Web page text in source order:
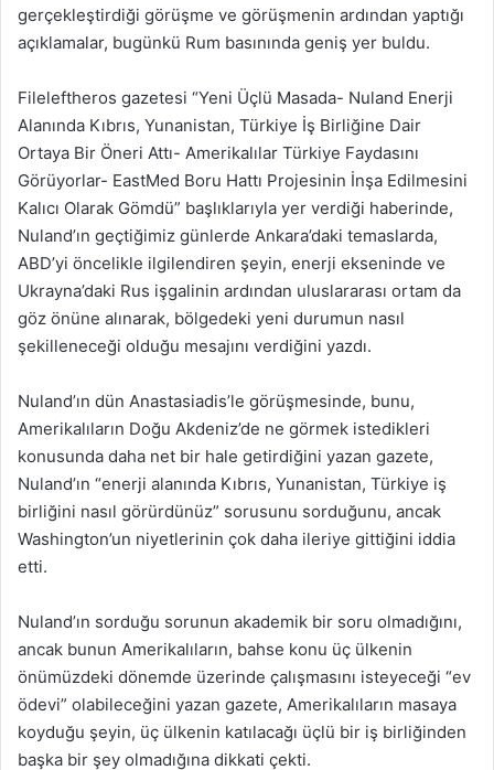
gerçekleştirdiği görüşme ve görüşmenin ardından yaptığı
açıklamalar, bugünkü Rum basınında geniş yer buldu.
Fileleftheros gazetesi “Yeni Üçlü Masada- Nuland Enerji
Alanında Kıbrıs, Yunanistan, Türkiye İş Birliğine Dair
Ortaya Bir Öneri Attı- Amerikalılar Türkiye Faydasını
Görüyorlar- EastMed Boru Hattı Projesinin İnşa Edilmesini
Kalıcı Olarak Gömdü” başlıklarıyla yer verdiği haberinde,
Nuland’ın geçtiğimiz günlerde Ankara’daki temaslarda,
ABD’yi öncelikle ilgilendiren şeyin, enerji ekseninde ve
Ukrayna’daki Rus işgalinin ardından uluslararası ortam da
göz önüne alınarak, bölgedeki yeni durumun nasıl
şekilleneceği olduğu mesajını verdiğini yazdı.
Nuland’ın dün Anastasiadis’le görüşmesinde, bunu,
Amerikalıların Doğu Akdeniz’de ne görmek istedikleri
konusunda daha net bir hale getirdiğini yazan gazete,
Nuland’ın “enerji alanında Kıbrıs, Yunanistan, Türkiye iş
birliğini nasıl görürdünüz” sorusunu sorduğunu, ancak
Washington’un niyetlerinin çok daha ileriye gittiğini iddia
etti.
Nuland’ın sorduğu sorunun akademik bir soru olmadığını,
ancak bunun Amerikalıların, bahse konu üç ülkenin
önümüzdeki dönemde üzerinde çalışmasını isteyeceği “ev
ödevi” olabileceğini yazan gazete, Amerikalıların masaya
koyduğu şeyin, üç ülkenin katılacağı üçlü bir iş birliğinden
başka bir şey olmadığına dikkati çekti.